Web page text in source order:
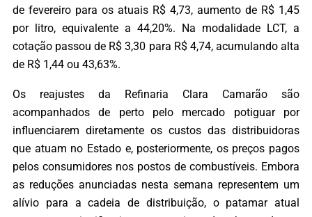
de fevereiro para os atuais R$ 4,73, aumento de R$ 1,45
por litro, equivalente a 44,20%. Na modalidade LCT, a
cotação passou de R$ 3,30 para R$ 4,74, acumulando alta
de R$ 1,44 ou 43,63%.
Os reajustes da Refinaria Clara Camarão são
acompanhados de perto pelo mercado potiguar por
influenciarem diretamente os custos das distribuidoras
que atuam no Estado e, posteriormente, os preços pagos
pelos consumidores nos postos de combustíveis. Embora
as reduções anunciadas nesta semana representem um
alívio para a cadeia de distribuição, o patamar atual